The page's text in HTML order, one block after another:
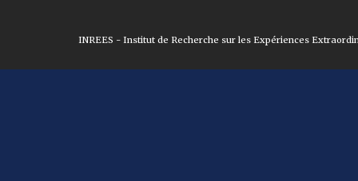
INREES - Institut de Recherche sur les Expériences